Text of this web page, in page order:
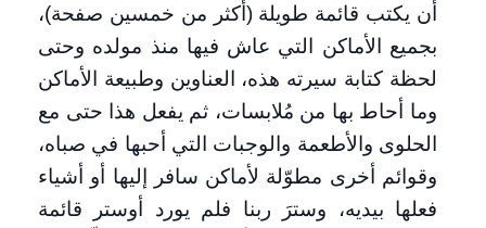
أن يكتب قائمة طويلة (أكثر من خمسين صفحة)،
بجميع الأماكن التي عاش فيها منذ مولده وحتى
لحظة كتابة سيرته هذه، العناوين وطبيعة الأماكن
وما أحاط بها من مُلابسات، ثم يفعل هذا حتى مع
الحلوى والأطعمة والوجبات التي أحبها في صباه،
وقوائم أخرى مطوّلة لأماكن سافر إليها أو أشياء
فعلها بيديه، وسترَ ربنا فلم يورد أوستر قائمة